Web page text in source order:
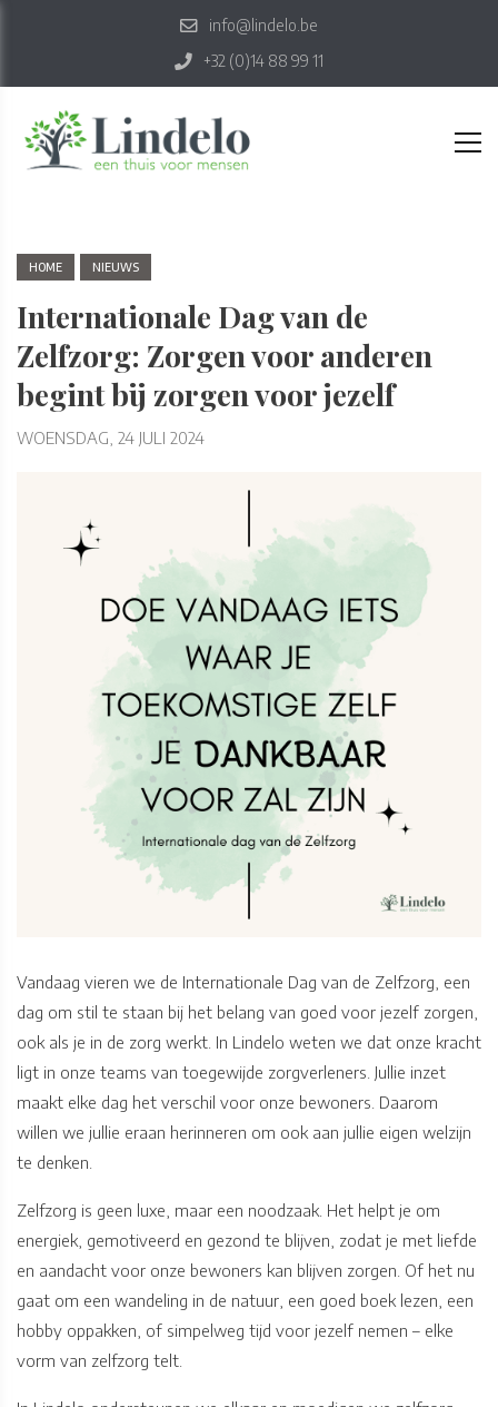
info@lindelo.be
+32 (0)14 88 99 11
HOME NIEUWS
Internationale Dag van de
Zelfzorg: Zorgen voor anderen
begint bij zorgen voor jezelf
WOENSDAG, 24 JULI 2024
Vandaag vieren we de Internationale Dag van de Zelfzorg, een
dag om stil te staan bij het belang van goed voor jezelf zorgen,
ook als je in de zorg werkt. In Lindelo weten we dat onze kracht
ligt in onze teams van toegewijde zorgverleners. Jullie inzet
maakt elke dag het verschil voor onze bewoners. Daarom
willen we jullie eraan herinneren om ook aan jullie eigen welzijn
te denken.
Zelfzorg is geen luxe, maar een noodzaak. Het helpt je om
energiek, gemotiveerd en gezond te blijven, zodat je met liefde
en aandacht voor onze bewoners kan blijven zorgen. Of het nu
gaat om een wandeling in de natuur, een goed boek lezen, een
hobby oppakken, of simpelweg tijd voor jezelf nemen – elke
vorm van zelfzorg telt.